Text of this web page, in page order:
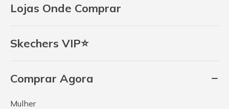
Lojas Onde Comprar
Skechers VIP⭐
Comprar Agora
Mulher